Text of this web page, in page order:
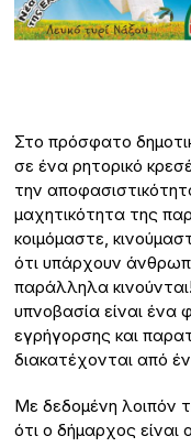
Στο πρόσφατο
σε ένα ρητορικό
την
μαχητικότητα της
κοιμόμαστε,
ότι υπάρχουν
παράλληλα
υπνοβασία είναι ένα
εγρήγορσης και
διακατέχονται από
Με δεδομένη λοιπόν
ότι ο δήμαρχος